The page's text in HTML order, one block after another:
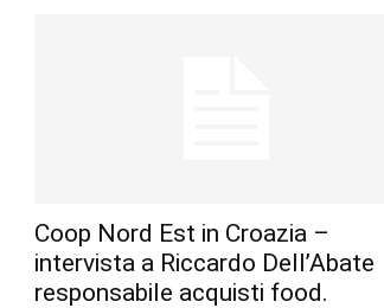
Coop Nord Est in Croazia –
intervista a Riccardo Dell’Abate
responsabile acquisti food.